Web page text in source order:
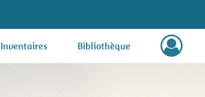
Inventaires Bibliothèque